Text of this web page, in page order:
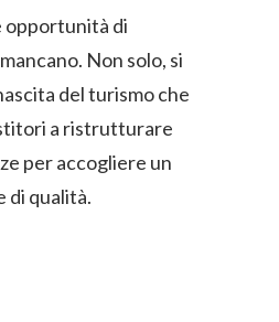
opportunità di
Non solo, si
del turismo che
a ristrutturare
per accogliere un
di qualità.